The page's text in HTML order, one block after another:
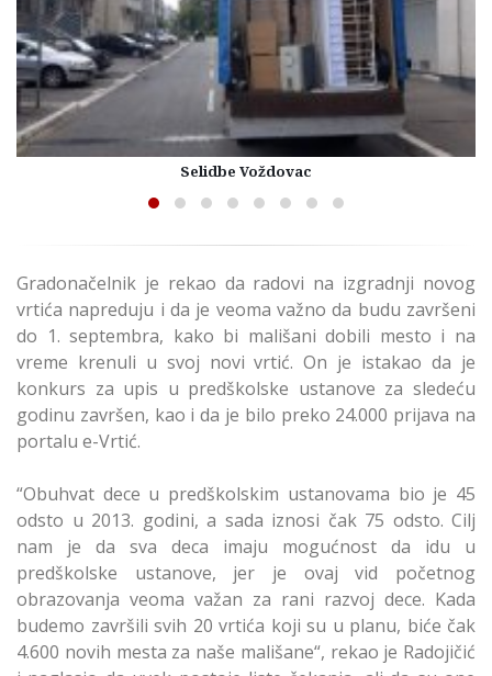
Selidbe Voždovac
Gradonačelnik je rekao da radovi na izgradnji novog
vrtića napreduju i da je veoma važno da budu završeni
do 1. septembra, kako bi mališani dobili mesto i na
vreme krenuli u svoj novi vrtić. On je istakao da je
konkurs za upis u predškolske ustanove za sledeću
godinu završen, kao i da je bilo preko 24.000 prijava na
portalu e-Vrtić.
“Obuhvat dece u predškolskim ustanovama bio je 45
odsto u 2013. godini, a sada iznosi čak 75 odsto. Cilj
nam je da sva deca imaju mogućnost da idu u
predškolske ustanove, jer je ovaj vid početnog
obrazovanja veoma važan za rani razvoj dece. Kada
budemo završili svih 20 vrtića koji su u planu, biće čak
4.600 novih mesta za naše mališane“, rekao je Radojičić